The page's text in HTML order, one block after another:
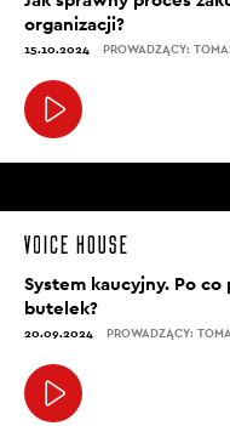
organizacji?
15.10.2024 PROWADZĄCY:
System kaucyjny. Po
butelek?
20.09.2024 PROWADZĄCY: